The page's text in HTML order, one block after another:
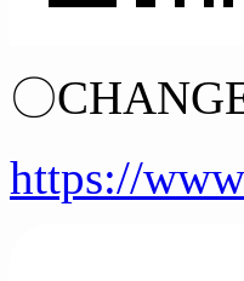
〇
https://